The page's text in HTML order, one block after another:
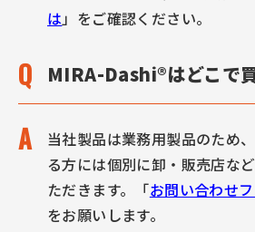
は」をご確認ください。
MIRA-Dashi®はどこで
当社製品は業務用製品のため
る方には個別に卸・販売店な
ただきます。「お問い合わせ
をお願いします。